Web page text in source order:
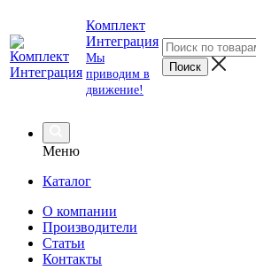
Комплект
Интеграция
Мы
приводим в
движение!
Меню
Каталог
О компании
Производители
Статьи
Контакты